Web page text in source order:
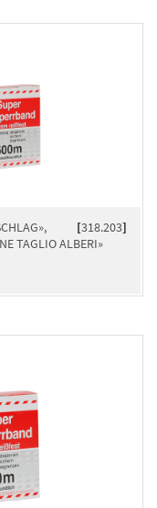
[318.203]
TAGLIO ALBERI»